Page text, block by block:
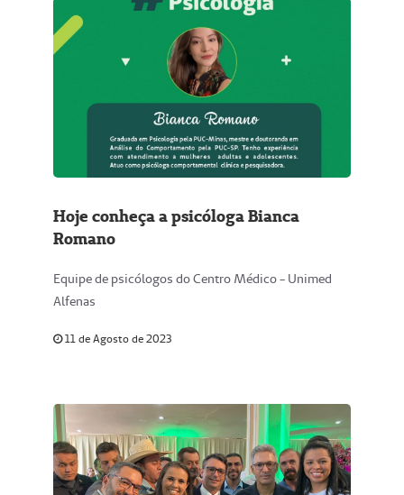
Hoje conheça a psicóloga Bianca
Romano
Equipe de psicólogos do Centro Médico - Unimed
Alfenas
11 de Agosto de 2023